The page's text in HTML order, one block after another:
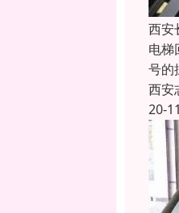
西安
电梯
号的
西安
20-